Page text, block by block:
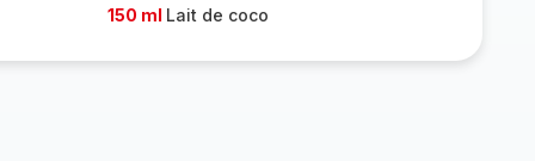
150 ml Lait de coco